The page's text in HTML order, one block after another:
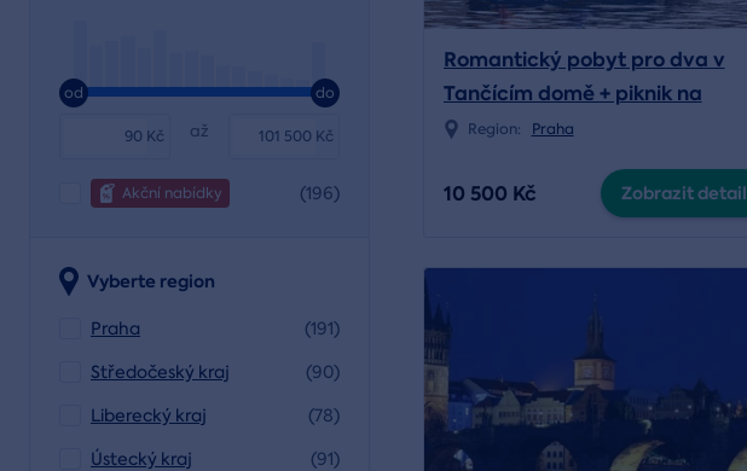
od do
Kč Kč
až
Akční nabídky (196)
Vyberte region
Praha
(191)
Středočeský kraj
(90)
Liberecký kraj
(78)
Ústecký kraj
(91)
Romantický pobyt pro dva v
Tančícím domě + piknik na
Vltavě
Region: Praha
10 500 Kč Zobrazit detail